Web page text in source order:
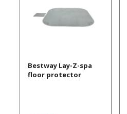
Bestway Lay-Z-spa
floor protector